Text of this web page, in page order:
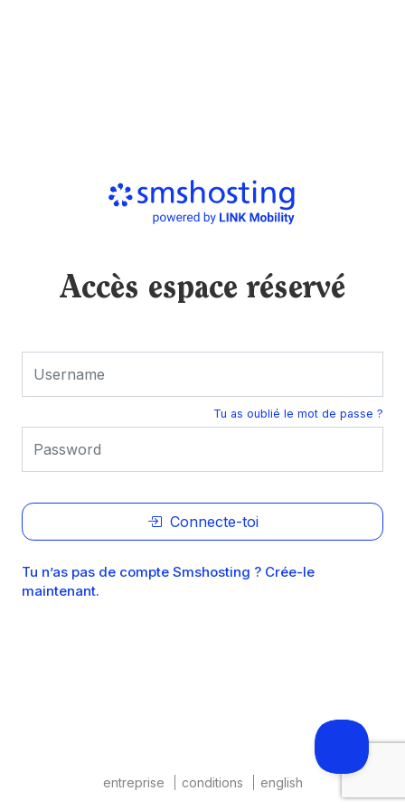
Accès espace réservé
Tu as oublié le mot de passe ?
Connecte-toi
Tu n’as pas de compte Smshosting ? Crée-le
maintenant.
entreprise conditions english